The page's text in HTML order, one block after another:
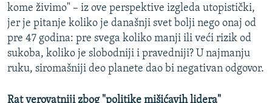
kome živimo" – iz ove perspektive izgleda utopistički,
jer je pitanje koliko je današnji svet bolji nego onaj od
pre 47 godina: pre svega koliko manji ili veći rizik od
sukoba, koliko je slobodniji i pravedniji? U najmanju
ruku, siromašniji deo planete dao bi negativan odgovor.
Rat verovatniji zbog "politike mišićavih lidera"